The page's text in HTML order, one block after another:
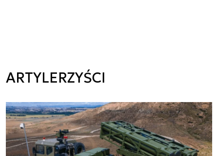
ARTYLERZYŚCI